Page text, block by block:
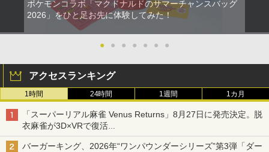
ポケモンコラボ「マクドナルドのサマーチャンスバッグ
2026」をひと足お先に体験してみた！
● ● ● ● ● ● ●
アクセスランキング
1時間 24時間 1週間 1カ月
「スーパーリアル麻雀 Venus Returns」8月27日に発売決定。脱
衣麻雀が3D×VRで復活
発売から2週間は20%オフになるセールが実施
バーガーキング、2026年“ワンパウンダーシリーズ”第3弾「ダー